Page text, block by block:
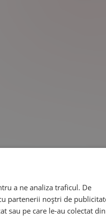
a ne analiza traficul. De
partenerii noștri de
sau pe care le-au colectat din